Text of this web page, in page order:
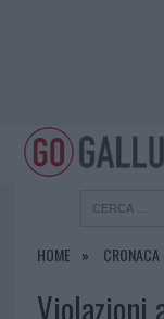
HOME CRONACA
Violazioni